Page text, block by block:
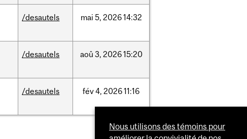
/desautels mai 5, 202614:32
/desautels aoû 3, 202615:20
/desautels fév4, 202611:16
Nous utilisons des témoins pour